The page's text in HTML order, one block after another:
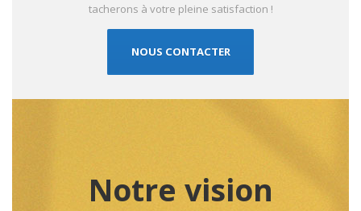
tacherons à votre pleine satisfaction !
NOUS CONTACTER
Notre vision